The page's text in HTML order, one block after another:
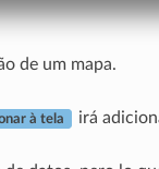
de um mapa.
à tela irá